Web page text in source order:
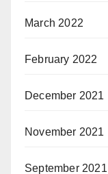
March 2022
February 2022
December 2021
November 2021
September 2021